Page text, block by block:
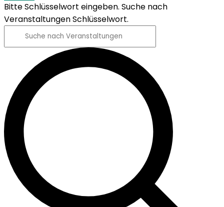
Bitte Schlüsselwort eingeben. Suche nach
Veranstaltungen Schlüsselwort.